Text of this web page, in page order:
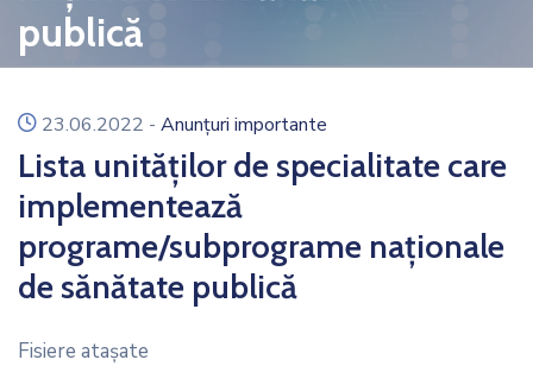
publică
icon
23.06.2022 - Anunțuri importante
Lista unităților de specialitate care
implementează
programe/subprograme naționale
de sănătate publică
Fisiere ataşate